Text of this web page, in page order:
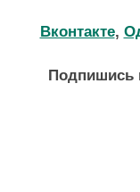
Вконтакте,
Подпишись